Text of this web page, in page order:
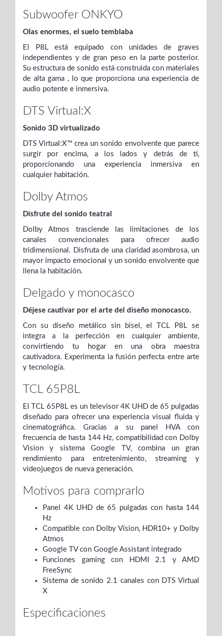
Subwoofer ONKYO
Olas enormes, el suelo temblaba
El P8L está equipado con unidades de graves
independientes y de gran peso en la parte posterior.
Su estructura de sonido está construida con materiales
de alta gama , lo que proporciona una experiencia de
audio potente e inmersiva.
DTS Virtual:X
Sonido 3D virtualizado
DTS Virtual:X™ crea un sonido envolvente que parece
surgir por encima, a los lados y detrás de ti,
proporcionando una experiencia inmersiva en
cualquier habitación.
Dolby Atmos
Disfrute del sonido teatral
Dolby Atmos trasciende las limitaciones de los
canales convencionales para ofrecer audio
tridimensional. Disfruta de una claridad asombrosa, un
mayor impacto emocional y un sonido envolvente que
llena la habitación.
Delgado y monocasco
Déjese cautivar por el arte del diseño monocasco.
Con su diseño metálico sin bisel, el TCL P8L se
integra a la perfección en cualquier ambiente,
convirtiendo tu hogar en una obra maestra
cautivadora. Experimenta la fusión perfecta entre arte
y tecnología.
TCL 65P8L
El TCL 65P8L es un televisor 4K UHD de 65 pulgadas
diseñado para ofrecer una experiencia visual fluida y
cinematográfica. Gracias a su panel HVA con
frecuencia de hasta 144 Hz, compatibilidad con Dolby
Vision y sistema Google TV, combina un gran
rendimiento para entretenimiento, streaming y
videojuegos de nueva generación.
Motivos para comprarlo
Panel 4K UHD de 65 pulgadas con hasta 144
Hz
Compatible con Dolby Vision, HDR10+ y Dolby
Atmos
Google TV con Google Assistant integrado
Funciones gaming con HDMI 2.1 y AMD
FreeSync
Sistema de sonido 2.1 canales con DTS Virtual
X
Especificaciones